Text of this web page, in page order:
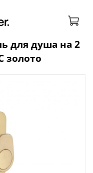
для душа на 2
золото